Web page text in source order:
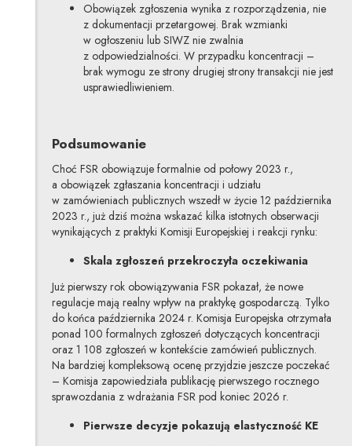
Obowiązek zgłoszenia wynika z rozporządzenia, nie
z dokumentacji przetargowej. Brak wzmianki
w ogłoszeniu lub SIWZ nie zwalnia
z odpowiedzialności. W przypadku koncentracji –
brak wymogu ze strony drugiej strony transakcji nie jest
usprawiedliwieniem.
Podsumowanie
Choć FSR obowiązuje formalnie od połowy 2023 r.,
a obowiązek zgłaszania koncentracji i udziału
w zamówieniach publicznych wszedł w życie 12 października
2023 r., już dziś można wskazać kilka istotnych obserwacji
wynikających z praktyki Komisji Europejskiej i reakcji rynku:
Skala zgłoszeń przekroczyła oczekiwania
Już pierwszy rok obowiązywania FSR pokazał, że nowe
regulacje mają realny wpływ na praktykę gospodarczą. Tylko
do końca października 2024 r. Komisja Europejska otrzymała
ponad 100 formalnych zgłoszeń dotyczących koncentracji
oraz 1 108 zgłoszeń w kontekście zamówień publicznych.
Na bardziej kompleksową ocenę przyjdzie jeszcze poczekać
– Komisja zapowiedziała publikację pierwszego rocznego
sprawozdania z wdrażania FSR pod koniec 2026 r.
Pierwsze decyzje pokazują elastyczność KE